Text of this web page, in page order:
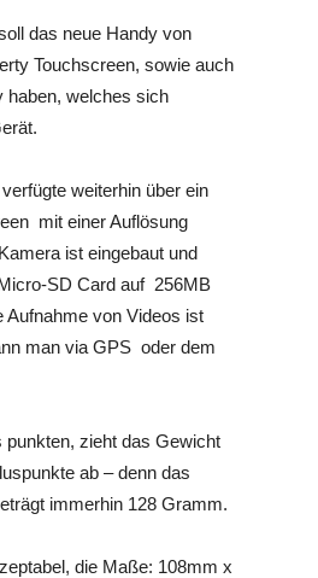
das neue Handy von
Touchscreen, sowie auch
haben, welches sich
weiterhin über ein
mit einer Auflösung
ist eingebaut und
SD Card auf 256MB
Aufnahme von Videos ist
man via GPS oder dem
punkten, zieht das Gewicht
ab – denn das
immerhin 128 Gramm.
die Maße: 108mm x